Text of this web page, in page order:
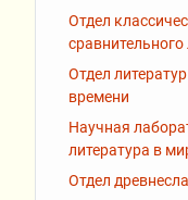
Отдел
Отдел
времени
Научная
литература в
Отдел